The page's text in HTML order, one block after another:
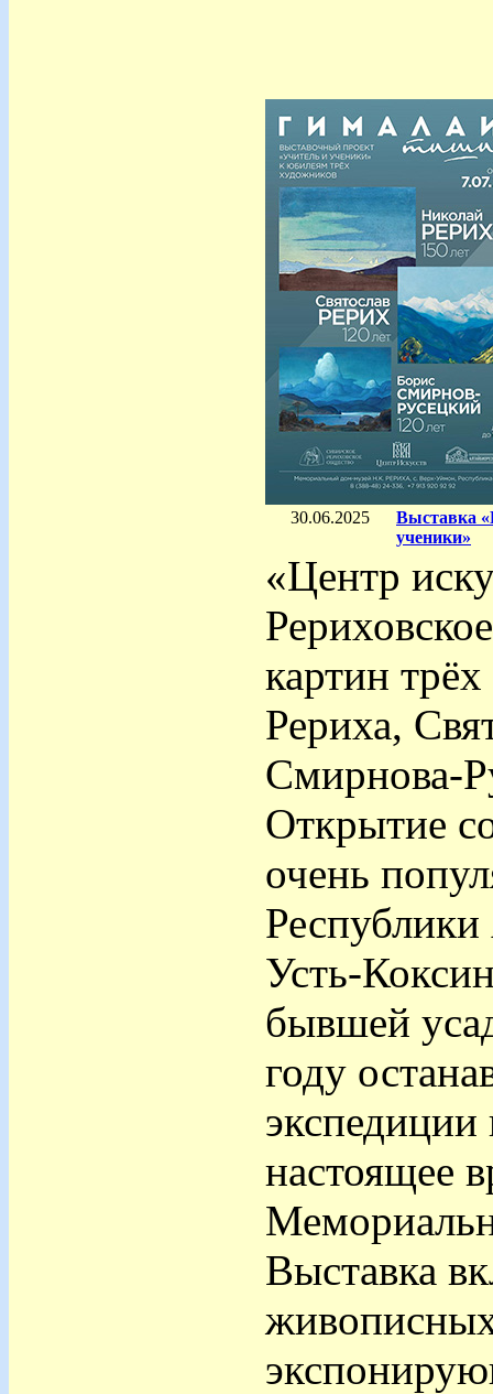
30.06.2025
Выставка
ученики»
«Центр
картин
Рериха,
Смирнова-
Открытие
очень
Усть-
бывшей
году
настоящее
Выставка